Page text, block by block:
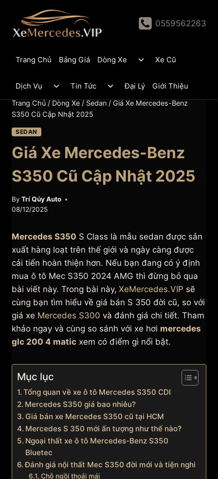
content
0559562263
Trang Chủ Bảng Giá Dòng Xe
ToggleXe Cũ
Dịch Vụ
Toggle
menu
Tin Tức
Toggle
menu
Đại Lý Giới Thiệu
Trang Chủ / Dòng Xe / Sedan / Giá Xe Mercedes-Benz
S350 Cũ Cập Nhật 2025
SEDAN
Giá Xe Mercedes-Benz
S350 Cũ Cập Nhật 2025
By Trí Qúy Auto
08/12/2025
Mercedes S350 S Class là mẫu sedan được sản
xuất hàng loạt trên thế giới và ngày càng được
cải tiến hoàn thiện hơn. Nếu bạn đang có ý định
mua ô tô Mec S350 2024 AMG thì đừng bỏ qua
bài viết này. Trong bài này, XeMercedes.VIP sẽ
cùng bạn tìm hiểu về giá bán S 350 đời cũ, so với
giá xe Mercedes S300 và đánh giá chi tiết. Tham
khảo ngay và cùng so sánh với xe hơi mercedes
glc 200 4 matic xem có điểm gì nổi bật.
Mục lục
Tổng quan về xe ô tô Mercedes S350 CDI
Mercedes S350 giá bao nhiêu?
Giá bán xe Mercedes S350 cũ tại HCM
Mercedes S 350 mới ấn tượng như thế nào?
Ngoại thất xe ô tô Mercedes-Benz S350
Bluetec
Đánh giá nội thất Mec S350 đời mới và tiện nghi
Chỗ ngồi thoải mái